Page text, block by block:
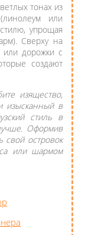
тонах из
или
упрощая
Сверху на
или дорожки с
создают
изящество,
изысканный в
стиль в
Оформив
свой островок
или шармом